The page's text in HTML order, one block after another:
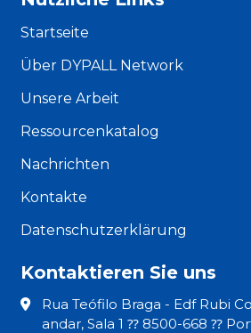
Startseite
Über DYPALL Network
Unsere Arbeit
Ressourcenkatalog
Nachrichten
Kontakte
Datenschutzerklärung
Kontaktieren Sie uns
Rua Teófilo Braga - Edf Rubi
andar, Sala 1 ⁇ 8500-668 ⁇